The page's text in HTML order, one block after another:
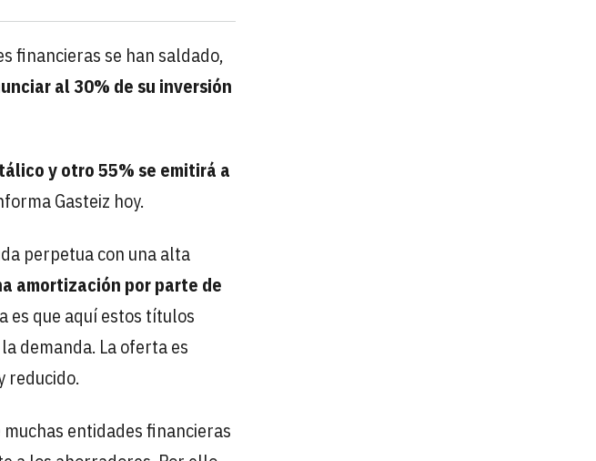
financieras se han saldado,
al 30% de su inversión
y otro 55% se emitirá a
Gasteiz hoy.
perpetua con una alta
amortización por parte de
es que aquí estos títulos
demanda. La oferta es
reducido.
muchas entidades financieras